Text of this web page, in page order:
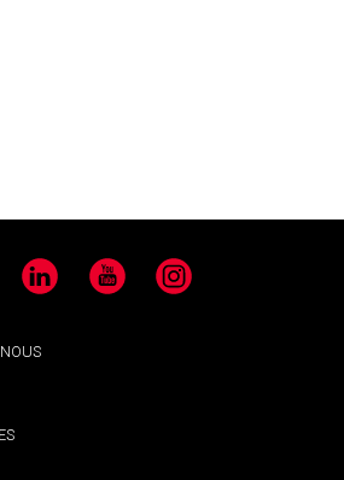
LinkedIn YouTube Instagram